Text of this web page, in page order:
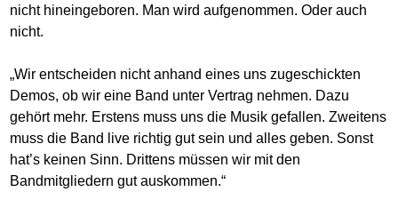
nicht hineingeboren. Man wird aufgenommen. Oder auch
nicht.
„Wir entscheiden nicht anhand eines uns zugeschickten
Demos, ob wir eine Band unter Vertrag nehmen. Dazu
gehört mehr. Erstens muss uns die Musik gefallen. Zweitens
muss die Band live richtig gut sein und alles geben. Sonst
hat’s keinen Sinn. Drittens müssen wir mit den
Bandmitgliedern gut auskommen.“